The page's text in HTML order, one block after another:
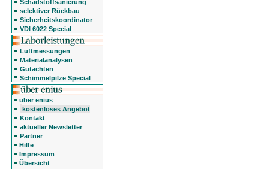
Schadstoffsanierung
selektiver Rückbau
Sicherheitskoordinator
VDI 6022 Special
Luftmessungen
Materialanalysen
Gutachten
Schimmelpilze Special
über enius
kostenloses Angebot
Kontakt
aktueller Newsletter
Partner
Hilfe
Impressum
Übersicht